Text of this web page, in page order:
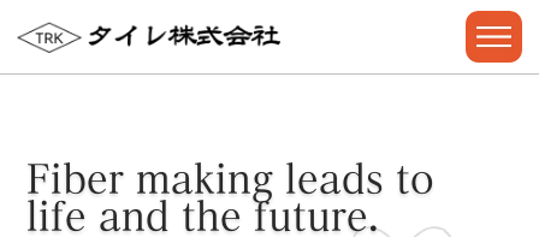
Fiber making
leads to
life and the future.